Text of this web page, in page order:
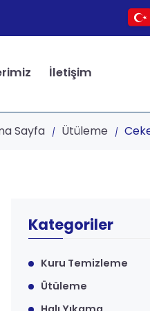
İletişim
Sayfa Ütüleme
Kategoriler
Kuru Temizleme
Ütüleme